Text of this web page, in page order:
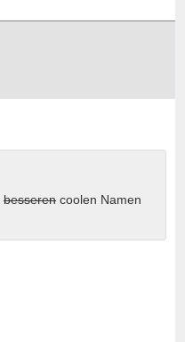
besseren coolen Namen